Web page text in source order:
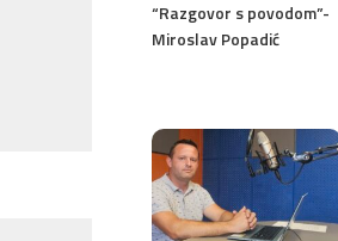
“Razgovor s povodom”-
Miroslav Popadić